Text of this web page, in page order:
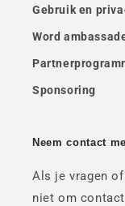
Gebruik en
Word
Sponsoring
Neem contact
Als je vragen
niet om